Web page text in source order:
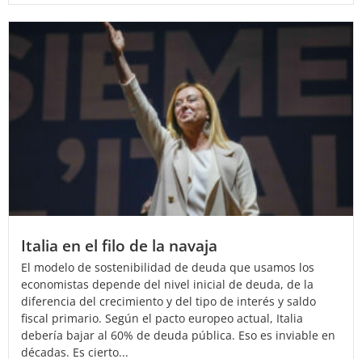
Italia en el filo de la navaja
El modelo de sostenibilidad de deuda que usamos los
economistas depende del nivel inicial de deuda, de la
diferencia del crecimiento y del tipo de interés y saldo
fiscal primario. Según el pacto europeo actual, Italia
debería bajar al 60% de deuda pública. Eso es inviable en
décadas. Es cierto...